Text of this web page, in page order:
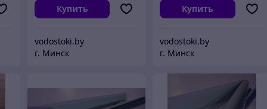
Купить
vodostoki.by
г. Минск
Купить
vodostoki.by
г. Минск